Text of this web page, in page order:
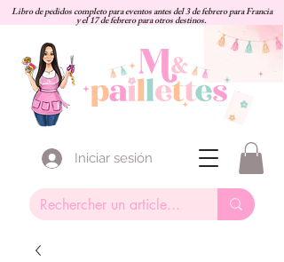
Libro de pedidos completo para eventos antes del 3 de febrero para Francia
y el 17 de febrero para otros destinos.
Iniciar sesión